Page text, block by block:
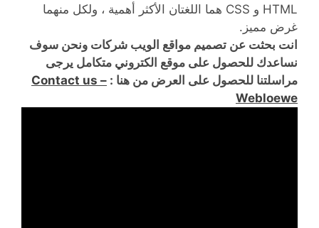
HTML و CSS هما اللغتان الأكثر أهمية ، ولكل منهما
غرض مميز.
انت بحثت عن تصميم مواقع الويب شركات ونحن سوف
نساعدك للحصول على موقع الكتروني متكامل يرجى
مراسلتنا للحصول على العرض من هنا : Contact us –
Webloewe